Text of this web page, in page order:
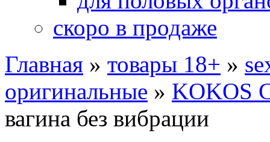
скоро в продаже
Главная » товары 18+ »
оригинальные » KOKOS
вагина без вибрации